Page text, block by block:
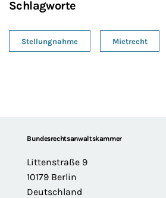
Schlagworte
Stellungnahme Mietrecht
FooterBundesrechtsanwaltskammer
Littenstraße 9
10179 Berlin
Deutschland